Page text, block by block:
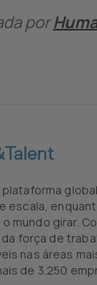
por
plataforma
escala,
mundo girar.
força de
nas áreas
de 3.250